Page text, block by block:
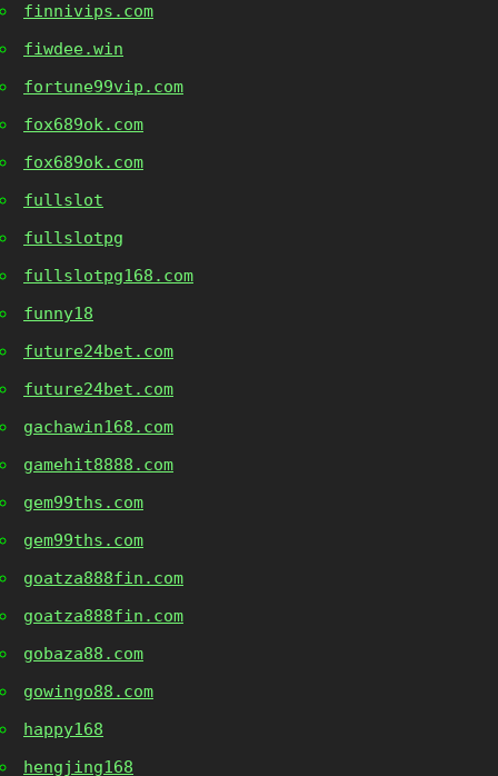
finnivips.com
fiwdee.win
fortune99vip.com
fox689ok.com
fox689ok.com
fullslot
fullslotpg
fullslotpg168.com
funny18
future24bet.com
future24bet.com
gachawin168.com
gamehit8888.com
gem99ths.com
gem99ths.com
goatza888fin.com
goatza888fin.com
gobaza88.com
gowingo88.com
happy168
hengjing168